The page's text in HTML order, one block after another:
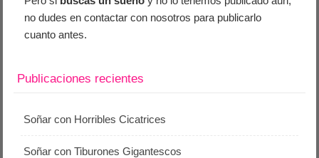
no dudes en contactar con nosotros para publicarlo
cuanto antes.
Publicaciones recientes
Soñar con Horribles Cicatrices
Soñar con Tiburones Gigantescos